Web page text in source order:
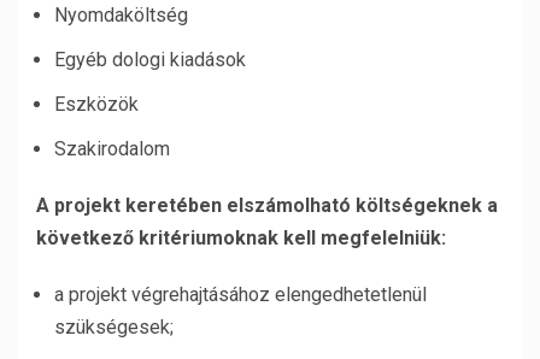
Nyomdaköltség
Egyéb dologi kiadások
Eszközök
Szakirodalom
A projekt keretében elszámolható költségeknek a
következő kritériumoknak kell megfelelniük:
a projekt végrehajtásához elengedhetetlenül
szükségesek;